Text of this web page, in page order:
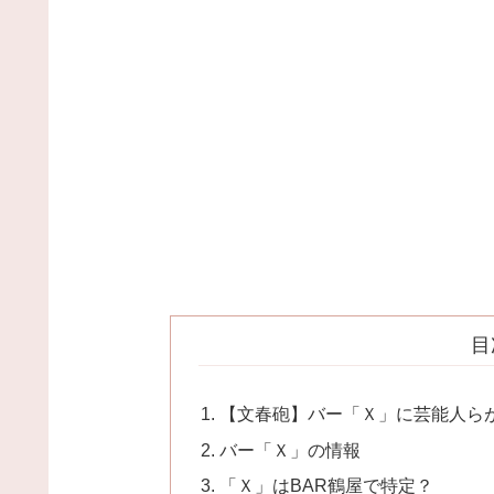
【文春砲】バー「Ｘ」に芸能人ら
バー「Ｘ」の情報
「Ｘ」はBAR鶴屋で特定？